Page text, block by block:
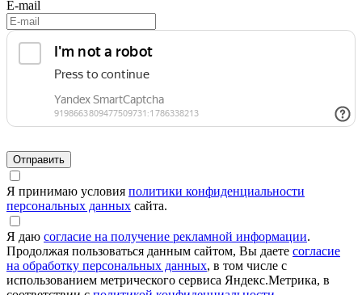
E-mail
Я принимаю условия политики конфиденциальности
персональных данных сайта.
Я даю согласие на получение рекламной информации.
Продолжая пользоваться данным сайтом, Вы даете согласие
на обработку персональных данных, в том числе с
использованием метрического сервиса Яндекс.Метрика, в